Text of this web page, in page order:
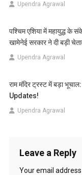
Upendra Agrawal
पश्चिम एशिया में महायुद्ध के
खामेनेई सरकार ने दी बड़ी
Upendra Agrawal
राम मंदिर ट्रस्ट में बड़ा
Updates!
Upendra Agrawal
Leave a Reply
Your email